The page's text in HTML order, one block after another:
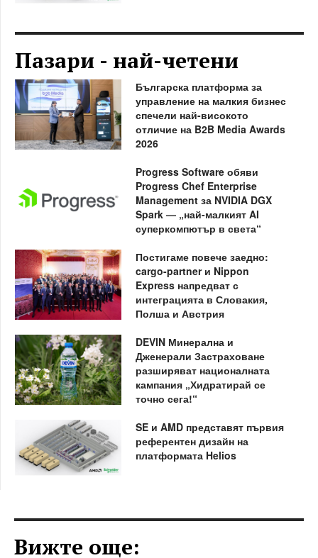
Пазари - най-четени
Българска платформа за
управление на малкия бизнес
спечели най-високото
отличие на B2B Media Awards
2026
Progress Software обяви
Progress Chef Enterprise
Management за NVIDIA DGX
Spark — „най-малкият AI
суперкомпютър в света“
Постигаме повече заедно:
cargo-partner и Nippon
Express напредват с
интеграцията в Словакия,
Полша и Австрия
DEVIN Минерална и
Дженерали Застраховане
разширяват националната
кампания „Хидратирай се
точно сега!“
SE и AMD представят първия
референтен дизайн на
платформата Helios
Вижте още: